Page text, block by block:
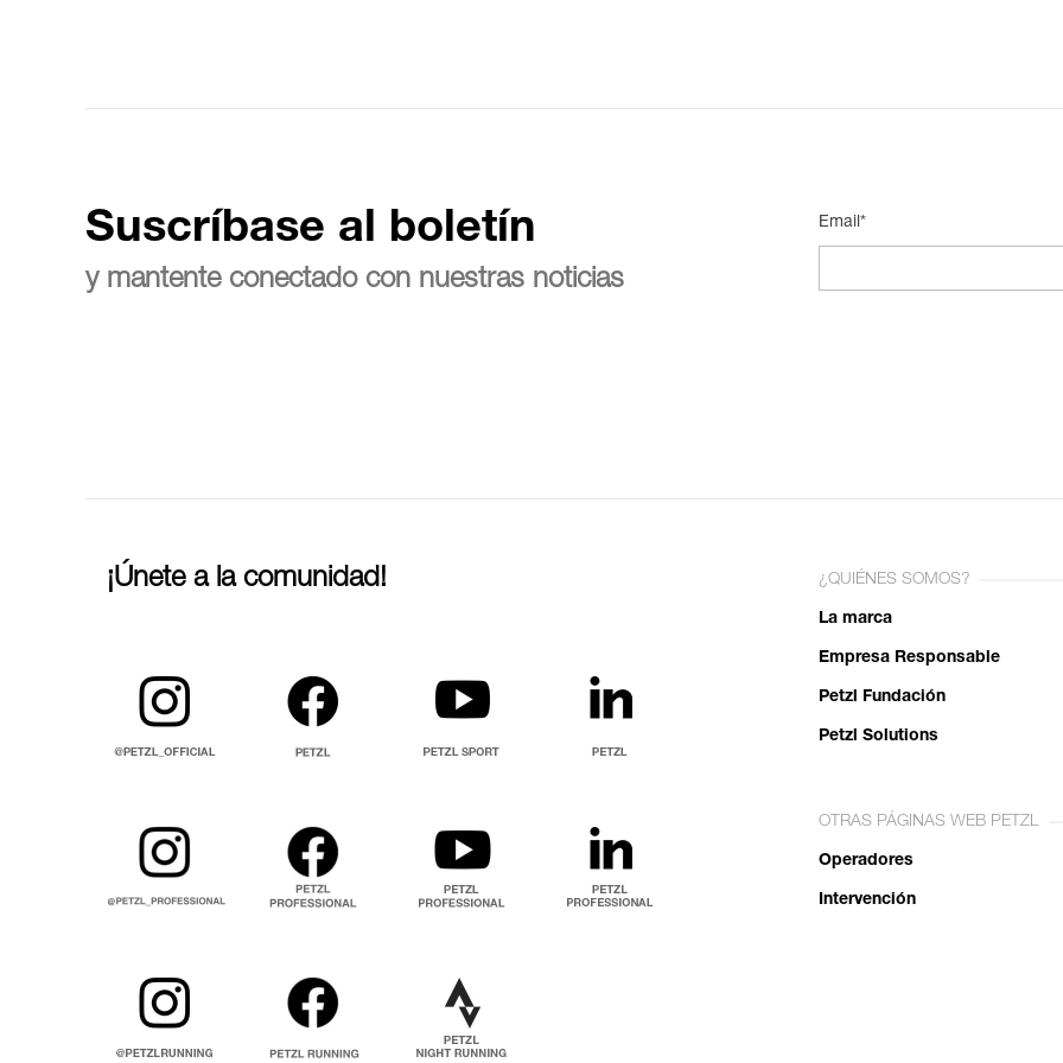
Suscríbase al boletín
y mantente conectado con nuestras noticias
Email*
¡Únete a la comunidad! ¿QUIÉNES SOMOS?
La marca
Empresa Responsable
Petzl Fundación
Petzl Solutions
OTRAS PÁGINAS WEB PETZL
Operadores
Intervención